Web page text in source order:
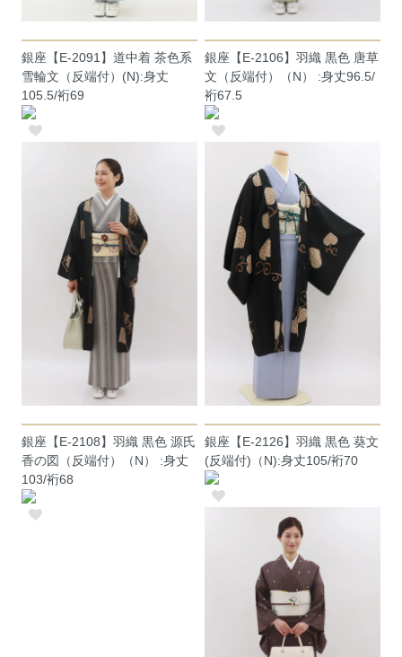
銀座【E-2091】道中着 茶色系
雪輪文（反端付）(N):身丈
105.5/裄69
銀座【E-2106】羽織 黒色 唐草
文（反端付）（N） :身丈96.5/
裄67.5
銀座【E-2108】羽織 黒色 源氏
香の図（反端付）（N） :身丈
103/裄68
銀座【E-2126】羽織 黒色 葵文
(反端付)（N):身丈105/裄70